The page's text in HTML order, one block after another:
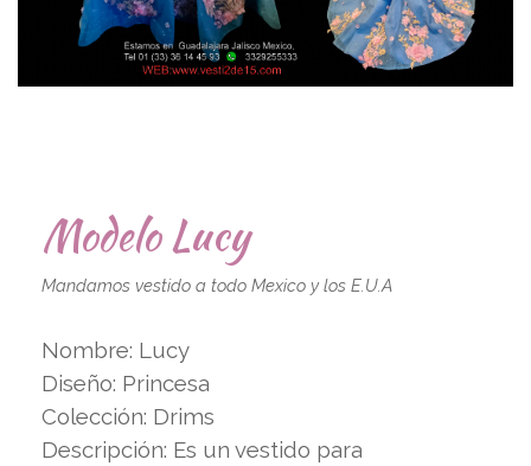
Modelo Lucy
Mandamos vestido a todo Mexico y los E.U.A
Nombre: Lucy
Diseño: Princesa
Colección: Drims
Descripción: Es un vestido para